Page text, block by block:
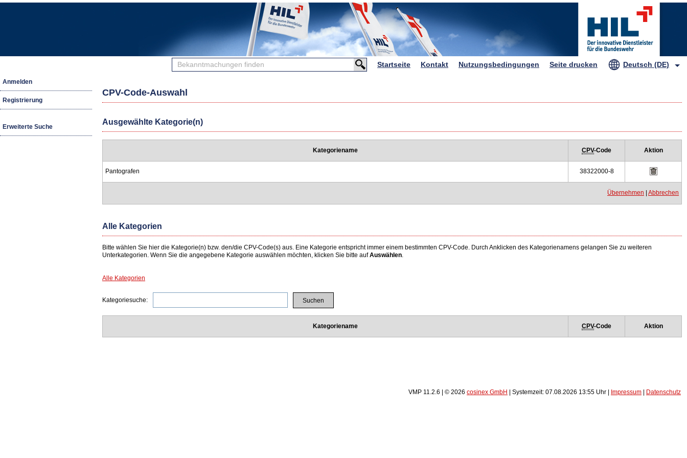
Bekanntmachungen
Startseite Kontakt Nutzungsbedingungen Seite drucken Deutsch (DE)
Anmelden
Registrierung
Erweiterte Suche
CPV-Code-Auswahl
Ausgewählte Kategorie(n)
Kategoriename CPV-Code Aktion
Pantografen 38322000-8
Übernehmen Abbrechen
Alle Kategorien
Bitte wählen Sie hier die Kategorie(n) bzw. den/die CPV-Code(s) aus. Eine Kategorie entspricht immer einem bestimmten CPV-Code. Durch Anklicken des Kategorienamens gelangen Sie zu weiteren
Unterkategorien. Wenn Sie die angegebene Kategorie auswählen möchten, klicken Sie bitte aufAuswählen.
Alle Kategorien
Kategoriesuche:
Kategoriename CPV-Code Aktion
VMP 11.2.6 | © 2026 cosinex GmbH | Systemzeit: 07.08.2026 13:55 Uhr | Impressum Datenschutz